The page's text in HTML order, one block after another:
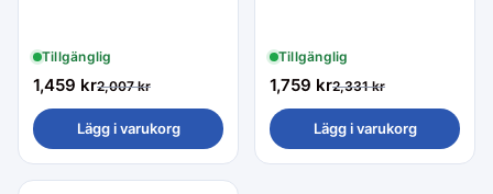
Tillgänglig
1,459 kr2,007kr
Lägg i varukorg
Tillgänglig
1,759 kr2,331kr
Lägg i varukorg